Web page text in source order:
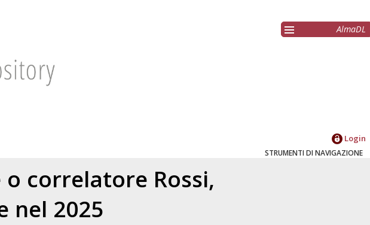
AlmaDL
Login
STRUMENTI DI NAVIGAZIONE
o correlatore Rossi,
nel 2025